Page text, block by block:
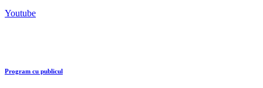
Youtube
Program cu publicul